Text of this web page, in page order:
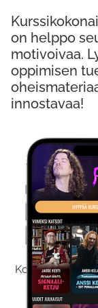
Kokeilemalla
on helppo
motivoivaa.
oppimisen
innostavaa!